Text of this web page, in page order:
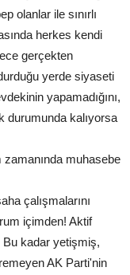
olanlar ile sınırlı
herkes kendi
gerçekten
yerde siyaseti
yapamadığını,
durumunda kalıyorsa
muhasebe
çalışmalarını
içimden! Aktif
Bu kadar yetişmiş,
AK Parti'nin